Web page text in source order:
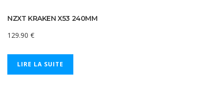
NZXT KRAKEN X53 240MM
129.90 €
LIRE LA SUITE